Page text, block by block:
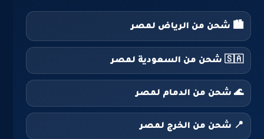
🏙️ شحن من الرياض لمصر
🇸🇦 شحن من السعودية لمصر
🌊 شحن من الدمام لمصر
📍 شحن من الخرج لمصر